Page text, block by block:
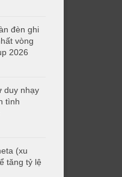
đèn ghi
vòng
2026
duy nhạy
tình
(xu
tăng tỷ lệ